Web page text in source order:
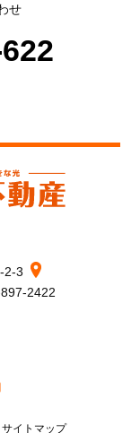
せ
2-3
2422
サイトマップ